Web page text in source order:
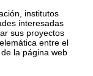
institutos
interesadas
sus proyectos
entre el
la página web